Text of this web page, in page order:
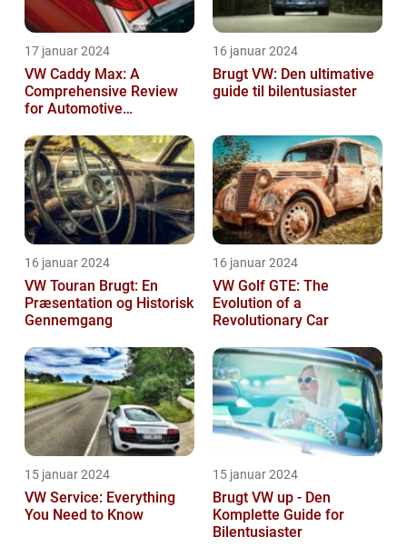
17 januar 2024
VW Caddy Max: A
Comprehensive Review
for Automotive
16 januar 2024
Brugt VW: Den ultimative
guide til bilentusiaster
16 januar 2024
VW Touran Brugt: En
Præsentation og Historisk
Gennemgang
16 januar 2024
VW Golf GTE: The
Evolution of a
Revolutionary Car
15 januar 2024
VW Service: Everything
You Need to Know
15 januar 2024
Brugt VW up - Den
Komplette Guide for
Bilentusiaster